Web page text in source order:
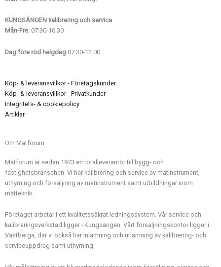
Om Mätforum
Mätforum är sedan 1973 en totalleverantör till bygg- och
fastighetsbranschen. Vi har kalibrering och service av mätinstrument,
uthyrning och försäljning av mätinstrument samt utbildningar inom
mätteknik.
Företaget arbetar i ett kvalitetssäkrat ledningssystem. Vår service och
kalibreringsverkstad ligger i Kungsängen. Vårt försäljningskontor ligger i
Västberga, där vi också har inlämning och utlämning av kalibrering- och
serviceuppdrag samt uthyrning.
KUNGSÄNGEN kalibrering och service
Mån-Fre: 07:30-16:30
Dag före röd helgdag 07:30-12:00
Köp- & leveransvillkor - Företagskunder
Köp- & leveransvillkor - Privatkunder
Integritets- & cookiepolicy
Artiklar